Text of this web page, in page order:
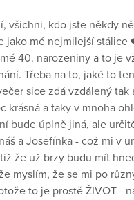
všichni, kdo jste někdy
jako mé nejmilejší stálice
40. narozeniny a to je
Třeba na to, jaké to
sice zdá vzdálený
krásná a taky v mnoha
bude úplně jiná, ale
a Josefínka - což mi v
že už brzy budu mít
myslím, že se mi po
to je prostě ŽIVOT -